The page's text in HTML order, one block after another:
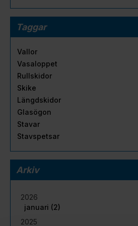
Taggar
Vallor
Vasaloppet
Rullskidor
Skike
Längdskidor
Glasögon
Stavar
Stavspetsar
Arkiv
2026
januari (2)
2025